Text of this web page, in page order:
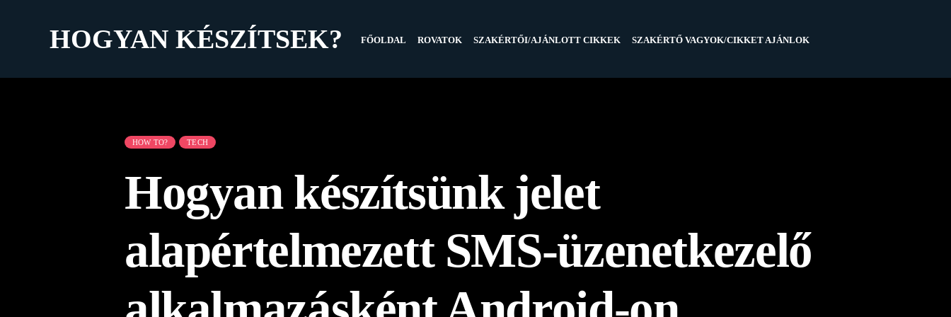
HOGYAN KÉSZÍTSEK? FŐOLDAL ROVATOK SZAKÉRTŐI/AJÁNLOTT CIKKEK SZAKÉRTŐ VAGYOK/CIKKET AJÁNLOK
HOW TO? TECH
Hogyan készítsünk jelet
alapértelmezett SMS-üzenetkezelő